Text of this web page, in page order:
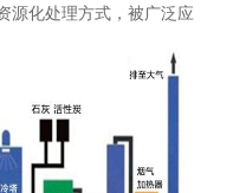
源化处理方式，被广泛应